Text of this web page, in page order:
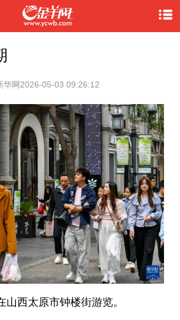
华网2026-05-03 09:26:12
山西太原市钟楼街游览。